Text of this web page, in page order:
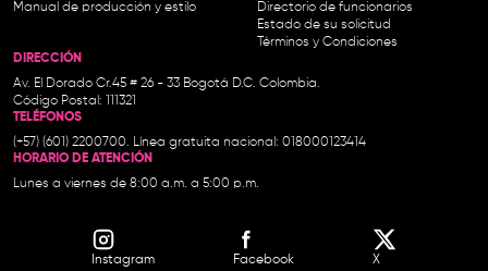
Manual de producción y estilo
Directorio de funcionarios
Estado de su solicitud
Términos y Condiciones
DIRECCIÓN
Av. El Dorado Cr.45 # 26 - 33 Bogotá D.C. Colombia.
Código Postal: 111321
TELÉFONOS
(+57) (601) 2200700. Línea gratuita nacional: 018000123414
HORARIO DE ATENCIÓN
Lunes a viernes de 8:00 a.m. a 5:00 p.m.
Instagram Facebook X